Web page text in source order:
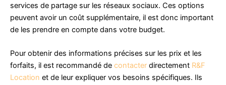
services de partage sur les réseaux sociaux. Ces options
peuvent avoir un coût supplémentaire, il est donc important
de les prendre en compte dans votre budget.
Pour obtenir des informations précises sur les prix et les
forfaits, il est recommandé de contacter directement R&F
Location et de leur expliquer vos besoins spécifiques. Ils